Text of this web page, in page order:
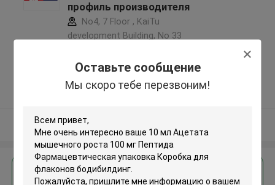
Оставьте сообщение
Мы скоро тебе перезвоним!
профиль производителя
No4, 7 Floor , KaiTu
development Building, No 33
,Китай
Подтверженный
Получить лучшую цену для